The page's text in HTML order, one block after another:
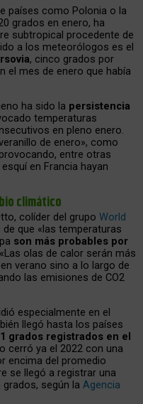
países como Polonia o la
grados en enero, ha
subtropical procedente de
a los meteorólogos es el
, cinco grados por
el mes de enero que había
ha sido la persistencia
temperaturas
en pleno enero.
de enero», como
entre otras
en Francia hayan
climático
colíder del grupo World
de que «las temperaturas
son más probables por
olas de calor serán más
verano sino a lo largo de
las emisiones de CO2
especialmente en el
llegó hasta los países
grados registrados en el
cerró ya el 2022 con una
encima del promedio
se llegó a registrar una
según la Agencia